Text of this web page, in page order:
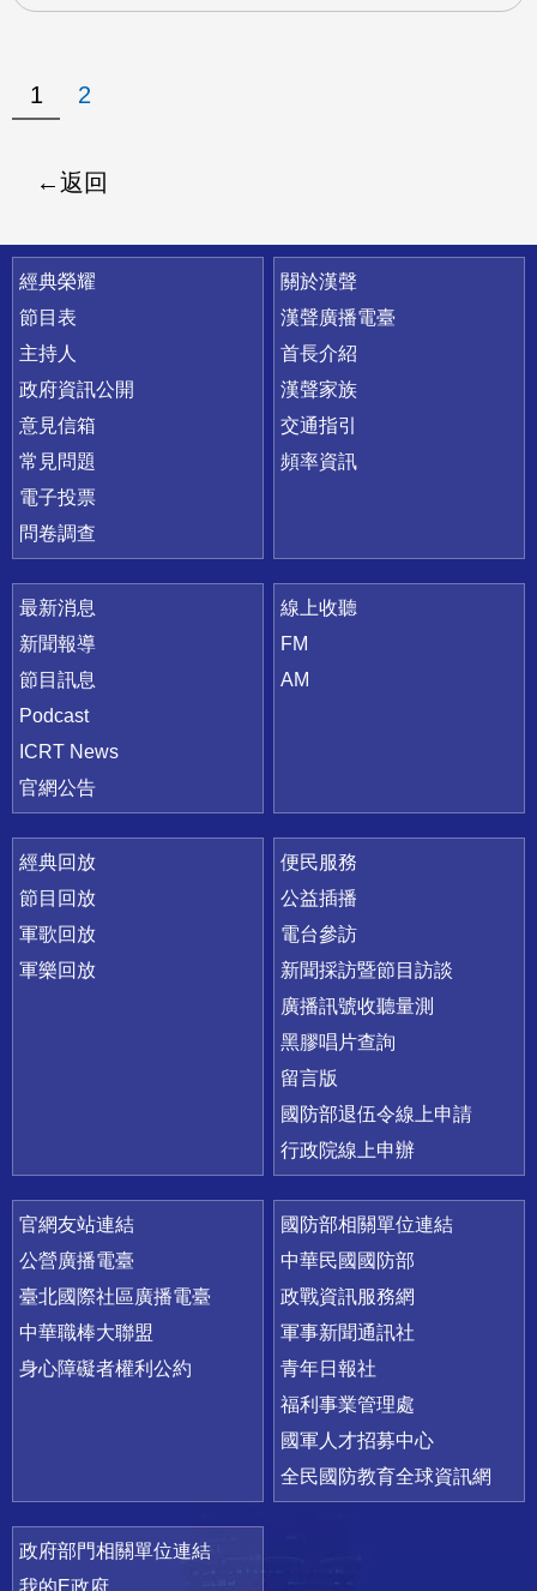
1 2
返回
快速連結
經典榮耀
節目表
主持人
政府資訊公開
意見信箱
常見問題
電子投票
問卷調查
關於漢聲
漢聲廣播電臺
首長介紹
漢聲家族
交通指引
頻率資訊
最新消息
新聞報導
節目訊息
Podcast
ICRT News
官網公告
線上收聽
FM
AM
經典回放
節目回放
軍歌回放
軍樂回放
便民服務
公益插播
電台參訪
新聞採訪暨節目訪談
廣播訊號收聽量測
黑膠唱片查詢
留言版
國防部退伍令線上申請
行政院線上申辦
官網友站連結
公營廣播電臺
臺北國際社區廣播電臺
中華職棒大聯盟
身心障礙者權利公約
國防部相關單位連結
中華民國國防部
政戰資訊服務網
軍事新聞通訊社
青年日報社
福利事業管理處
國軍人才招募中心
全民國防教育全球資訊網
政府部門相關單位連結
我的E政府